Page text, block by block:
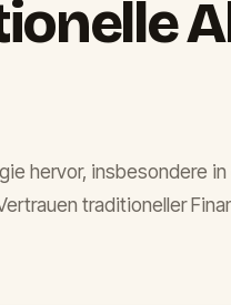
hervor, insbesondere
traditioneller